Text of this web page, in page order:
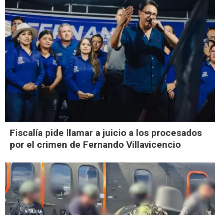
Fiscalía pide llamar a juicio a los procesados
por el crimen de Fernando Villavicencio